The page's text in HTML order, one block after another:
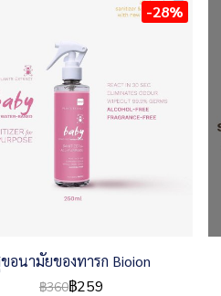
-28%
อนามัยของทารก Bioion
฿360฿259